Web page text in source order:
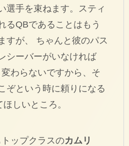
選手を束ねます。スティ
るQBであることはもう
すが、 ちゃんと彼のパス
シーバーがいなければ
わらないですから、そ
ぞという時に頼りになる
しいところ。
ップクラスのカムリ